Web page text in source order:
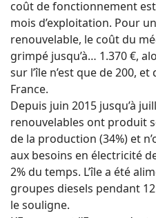
coût de fonctionnement
mois d’exploitation. Pour
renouvelable, le coût du
grimpé jusqu’à… 1.370 €,
sur l’île n’est que de 200,
France.
Depuis juin 2015 jusqu’à
renouvelables ont produit
de la production (34%) et
aux besoins en électricité
2% du temps. L’île a été
groupes diesels pendant
le souligne.